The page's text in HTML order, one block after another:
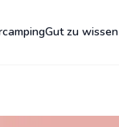
Gut zu wissen